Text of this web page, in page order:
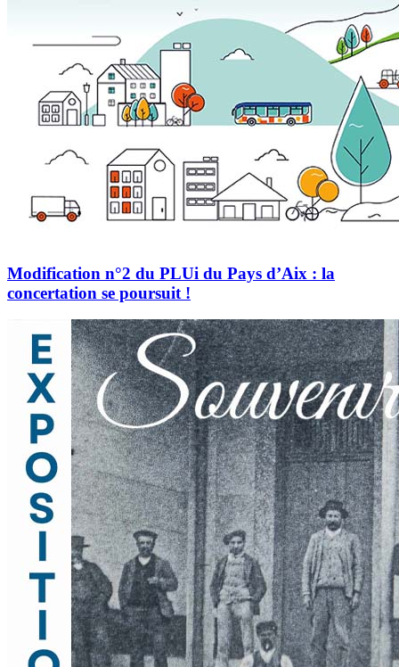
Modification n°2 du PLUi du Pays d’Aix : la
concertation se poursuit !